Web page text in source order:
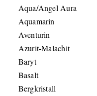
Aqua/Angel Aura
Aquamarin
Aventurin
Azurit-Malachit
Baryt
Basalt
Bergkristall